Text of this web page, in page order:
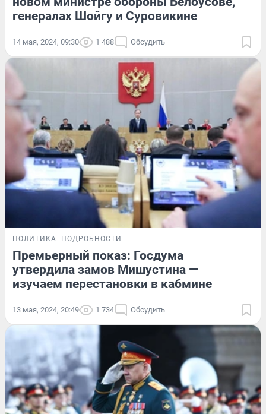
генералах Шойгу и Суровикине
14 мая, 2024, 09:30 1 488 Обсудить
ПОЛИТИКА ПОДРОБНОСТИ
Премьерный показ: Госдума
утвердила замов Мишустина —
изучаем перестановки в кабмине
13 мая, 2024, 20:49 1 734 Обсудить